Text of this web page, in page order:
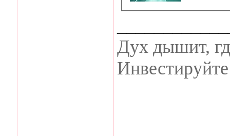
Дух дышит,